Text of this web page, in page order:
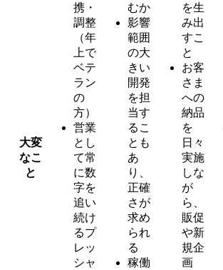
大変
なこ
と
携・
調整
（年
上で
ベテ
ラン
の
方）
営業
とし
て常
に数
字を
追い
続け
るプ
レッ
シャ
むか
影響
範囲
の大
きい
開発
を担
当す
るこ
とも
あ
り、
正確
さが
求め
られ
る
稼働
を生
み出
すこ
と
お客
さま
への
納品
を
日々
実施
しな
が
ら、
販促
や新
規企
画